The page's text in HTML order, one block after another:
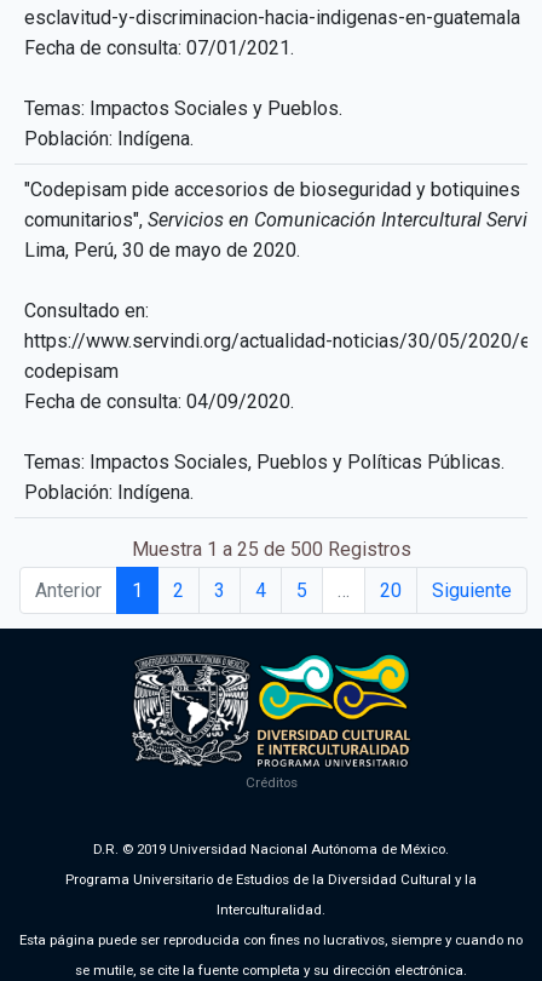
esclavitud-y-discriminacion-hacia-indigenas-en-guatemala
Fecha de consulta: 07/01/2021.
Temas: Impactos Sociales y Pueblos.
Población: Indígena.
"Codepisam pide accesorios de bioseguridad y botiquines
comunitarios", Servicios en Comunicación Intercultural
Lima, Perú, 30 de mayo de 2020.
Consultado en:
https://www.servindi.org/actualidad-noticias/30/05/2020/
codepisam
Fecha de consulta: 04/09/2020.
Temas: Impactos Sociales, Pueblos y Políticas Públicas.
Población: Indígena.
Muestra 1 a 25 de 500 Registros
Anterior
1 2 3 4 5 … 20 Siguiente
Créditos
D.R. © 2019 Universidad Nacional Autónoma de México.
Programa Universitario de Estudios de la Diversidad Cultural y la
Interculturalidad.
Esta página puede ser reproducida con fines no lucrativos, siempre y cuando no
se mutile, se cite la fuente completa y su dirección electrónica.